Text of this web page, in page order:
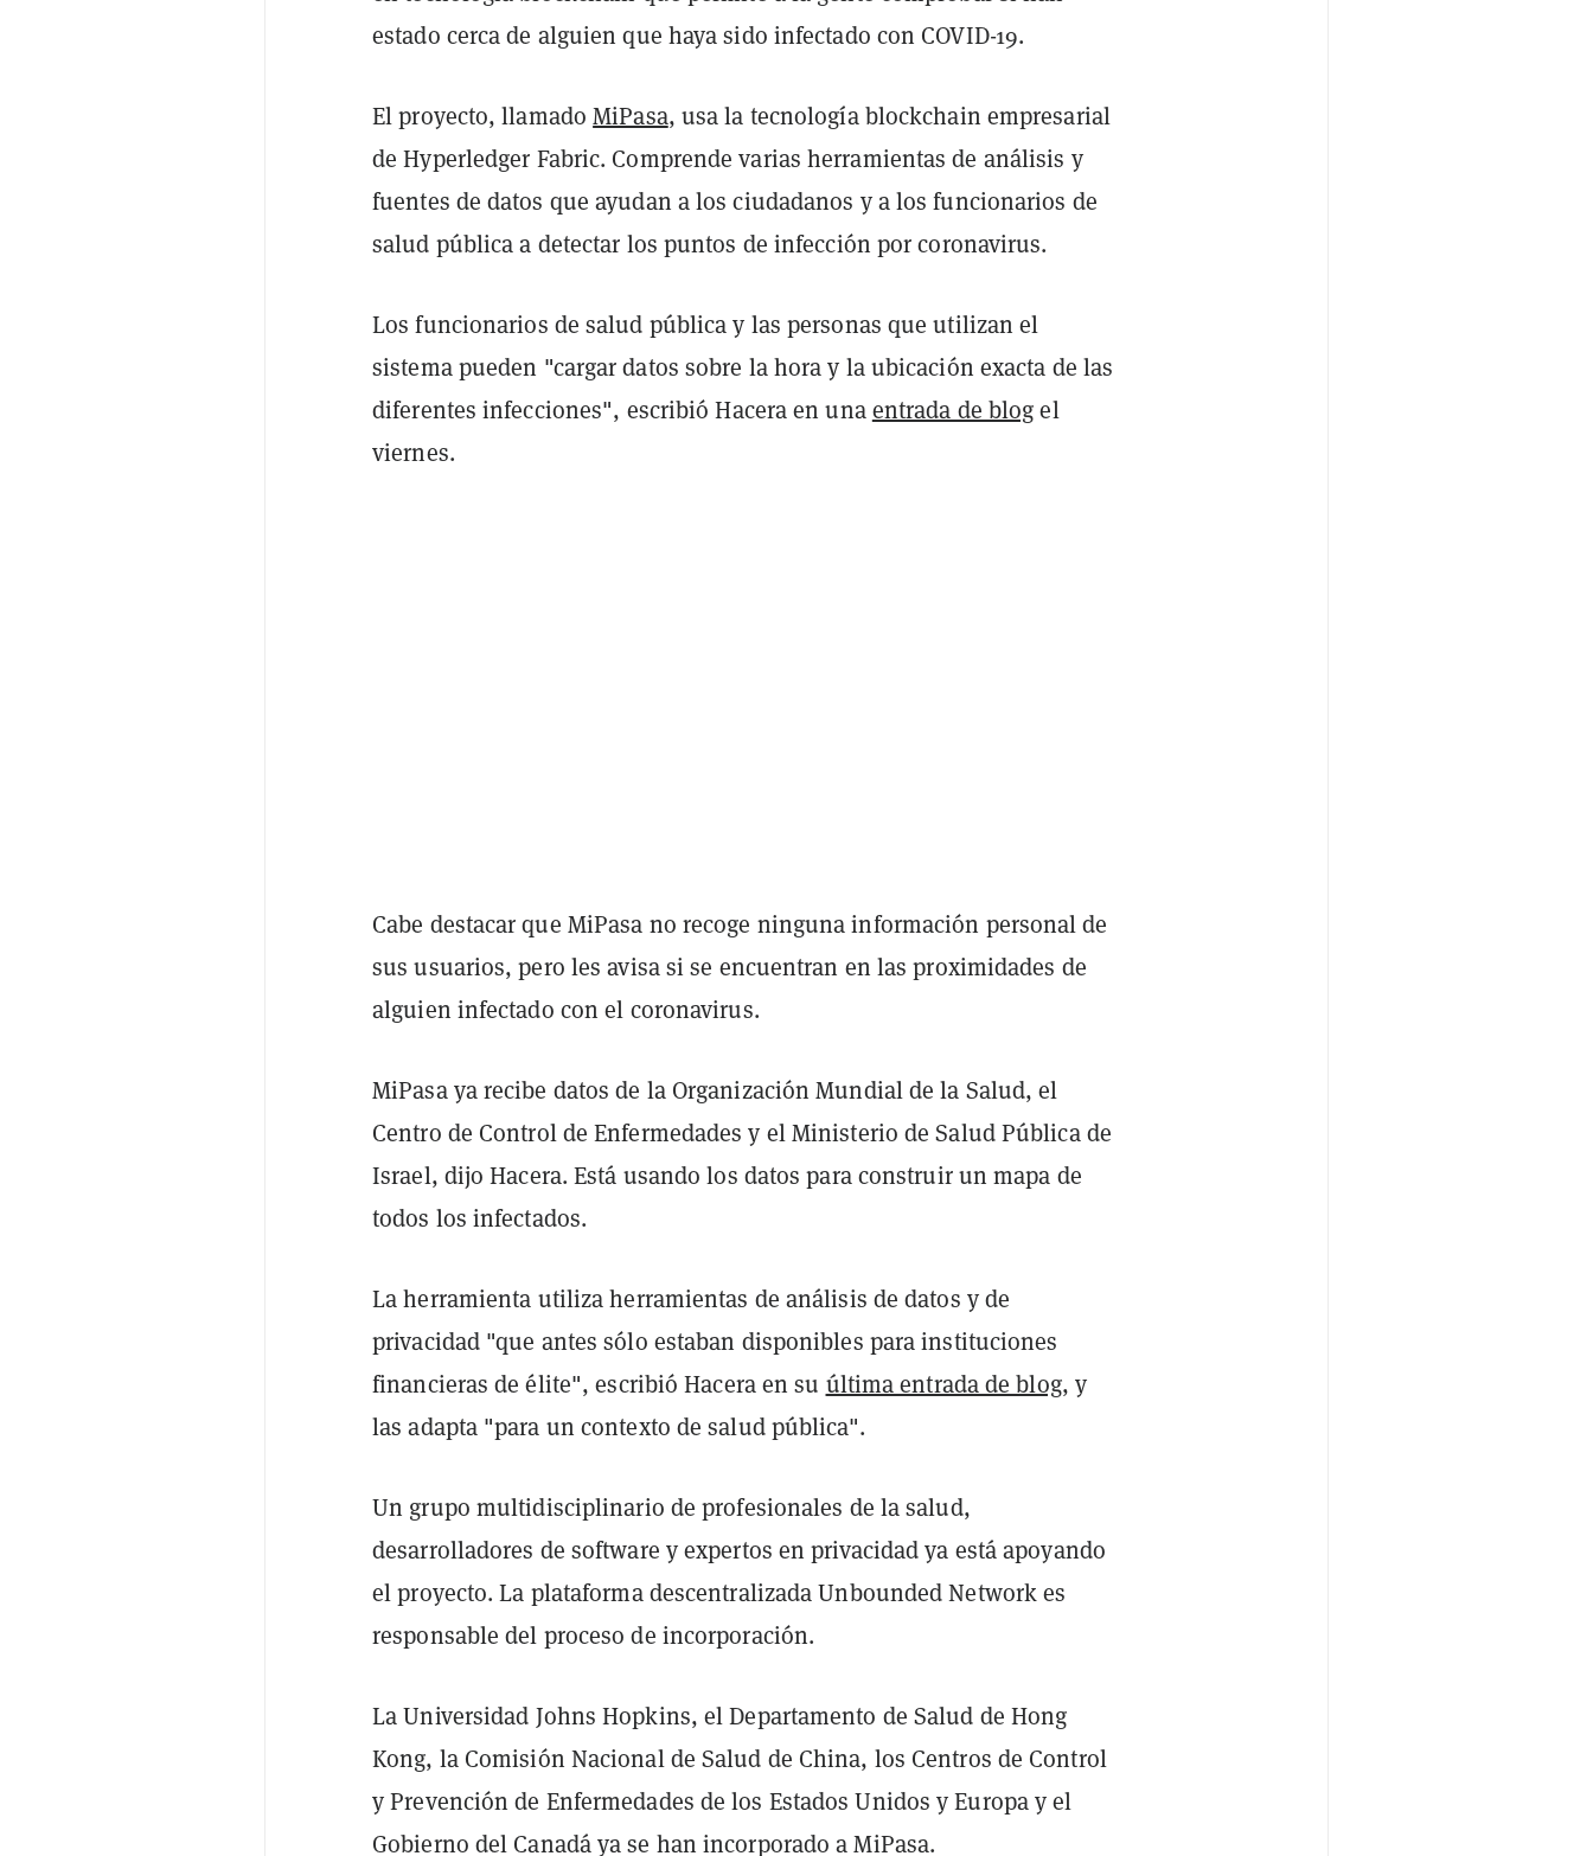
estado cerca de alguien que haya sido infectado con COVID-19.
El proyecto, llamadoMiPasa, usa la tecnología blockchain empresarial
de Hyperledger Fabric. Comprende varias herramientas de análisis y
fuentes de datos que ayudan a los ciudadanos y a los funcionarios de
salud pública a detectar los puntos de infección por coronavirus.
Los funcionarios de salud pública y las personas que utilizan el
sistema pueden "cargar datos sobre la hora y la ubicación exacta de las
diferentes infecciones", escribió Hacera en unaentrada de blogel
viernes.
Cabe destacar que MiPasa no recoge ninguna información personal de
sus usuarios, pero les avisa si se encuentran en las proximidades de
alguien infectado con el coronavirus.
MiPasa ya recibe datos de la Organización Mundial de la Salud, el
Centro de Control de Enfermedades y el Ministerio de Salud Pública de
Israel, dijo Hacera. Está usando los datos para construir un mapa de
todos los infectados.
La herramienta utiliza herramientas de análisis de datos y de
privacidad "que antes sólo estaban disponibles para instituciones
financieras de élite", escribió Hacera en su última entrada de blog, y
las adapta "para un contexto de salud pública".
Un grupo multidisciplinario de profesionales de la salud,
desarrolladores de software y expertos en privacidad ya está apoyando
el proyecto. La plataforma descentralizada Unbounded Network es
responsable del proceso de incorporación.
La Universidad Johns Hopkins, el Departamento de Salud de Hong
Kong, la Comisión Nacional de Salud de China, los Centros de Control
y Prevención de Enfermedades de los Estados Unidos y Europa y el
Gobierno del Canadá ya se han incorporado a MiPasa.